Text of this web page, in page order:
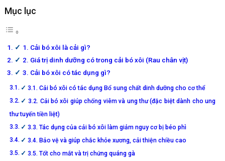
Mục lục
1. Cải bó xôi là cải gì?
2. Giá trị dinh dưỡng có trong cải bó xôi (Rau chân vịt)
3. Cải bó xôi có tác dụng gì?
3.1. Cải bó xôi có tác dụng Bổ sung chất dinh dưỡng cho cơ thể
3.2. Cải bó xôi giúp chống viêm và ung thư (đặc biệt dành cho ung
thư tuyến tiền liệt)
3.3. Tác dụng của cải bó xôi làm giảm nguy cơ bị béo phì
3.4. Bảo vệ và giúp chắc khỏe xương, cải thiện chiều cao
3.5. Tốt cho mắt và trị chứng quáng gà